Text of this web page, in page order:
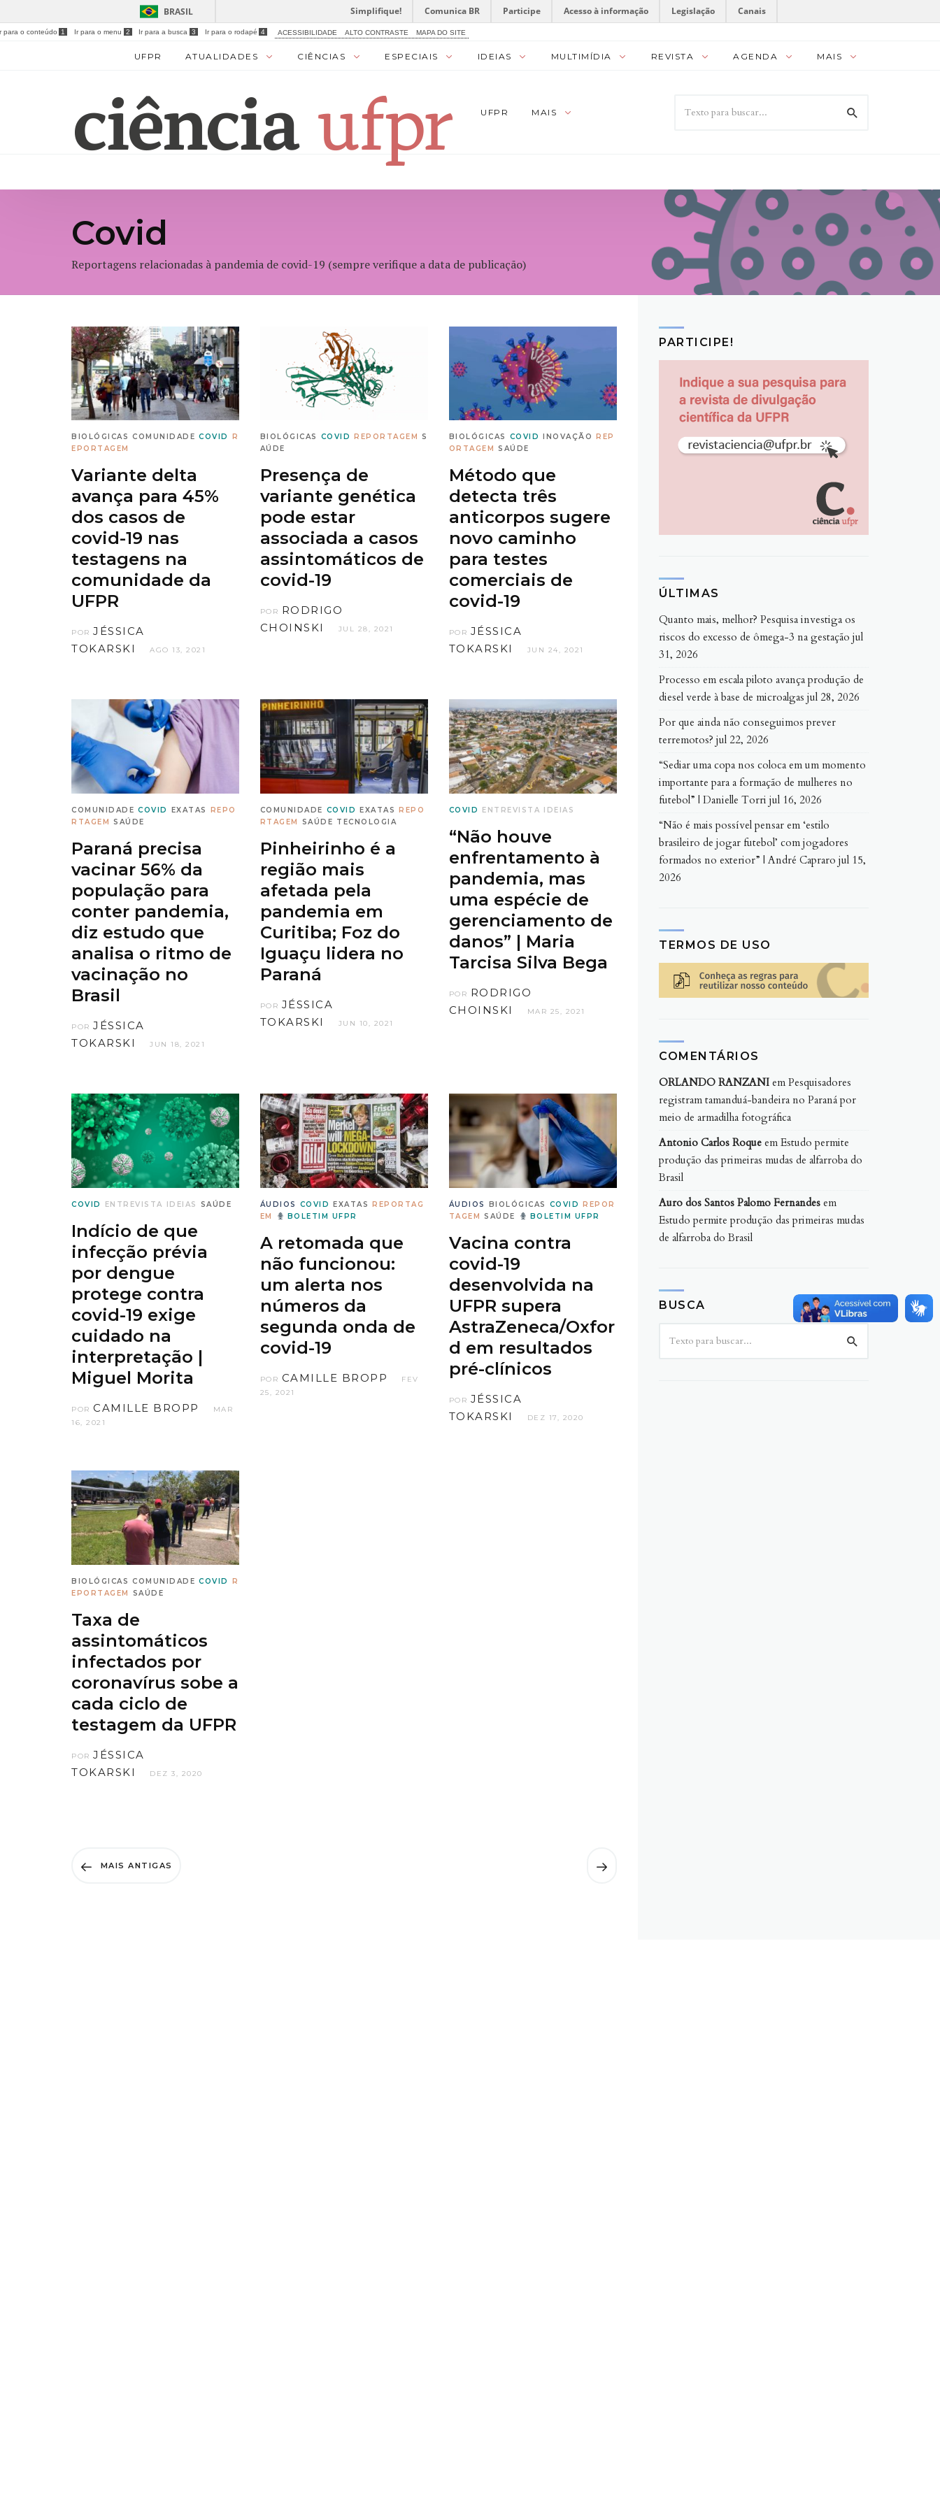
BRASIL Simplifique! Comunica BR Participe Acesso à informação Legislação Canais
para o conteúdo 1 Ir para o menu 2 Ir para a busca 3 Ir para o rodapé 4 ACESSIBILIDADE ALTO CONTRASTE MAPA DO SITE
UFPR ATUALIDADES CIÊNCIAS ESPECIAIS IDEIAS MULTIMÍDIA REVISTA AGENDA MAIS
UFPR MAIS
Covid
Reportagens relacionadas à pandemia de covid-19 (sempre verifique a data de publicação)
BIOLÓGICAS COMUNIDADE COVID
R
EPORTAGEM
Variante delta
avança para 45%
dos casos de
covid-19 nas
testagens na
comunidade da
UFPR
POR JÉSSICA
TOKARSKI
AGO 13, 2021
BIOLÓGICAS COVID REPORTAGEM
S
AÚDE
Presença de
variante genética
pode estar
associada a casos
assintomáticos de
covid-19
POR RODRIGO
CHOINSKI
JUL 28, 2021
BIOLÓGICAS COVID INOVAÇÃO
REP
ORTAGEM
SAÚDE
Método que
detecta três
anticorpos sugere
novo caminho
para testes
comerciais de
covid-19
POR JÉSSICA
TOKARSKI
JUN 24, 2021
COMUNIDADE COVID EXATAS
REPO
RTAGEM
SAÚDE
Paraná precisa
vacinar 56% da
população para
conter pandemia,
diz estudo que
analisa o ritmo de
vacinação no
Brasil
POR JÉSSICA
TOKARSKI
JUN 18, 2021
COMUNIDADE COVID EXATAS
REPO
RTAGEM
SAÚDE TECNOLOGIA
Pinheirinho é a
região mais
afetada pela
pandemia em
Curitiba; Foz do
Iguaçu lidera no
Paraná
POR JÉSSICA
TOKARSKI
JUN 10, 2021
COVID ENTREVISTA IDEIAS
“Não houve
enfrentamento à
pandemia, mas
uma espécie de
gerenciamento de
danos” | Maria
Tarcisa Silva Bega
POR RODRIGO
CHOINSKI
MAR 25, 2021
COVID ENTREVISTA IDEIAS SAÚDE
Indício de que
infecção prévia
por dengue
protege contra
covid-19 exige
cuidado na
interpretação |
Miguel Morita
POR CAMILLE BROPP
MAR
16, 2021
ÁUDIOS COVID EXATAS
REPORTAG
EM
BOLETIM UFPR
A retomada que
não funcionou:
um alerta nos
números da
segunda onda de
covid-19
POR CAMILLE BROPP
FEV
25, 2021
ÁUDIOS BIOLÓGICAS COVID
REPOR
TAGEM
SAÚDE BOLETIM UFPR
Vacina contra
covid-19
desenvolvida na
UFPR supera
AstraZeneca/Oxfor
d em resultados
pré-clínicos
POR JÉSSICA
TOKARSKI
DEZ 17, 2020
BIOLÓGICAS COMUNIDADE COVID
R
EPORTAGEM
SAÚDE
Taxa de
assintomáticos
infectados por
coronavírus sobe a
cada ciclo de
testagem da UFPR
POR JÉSSICA
TOKARSKI
DEZ 3, 2020
MAIS ANTIGAS
PARTICIPE!
ÚLTIMAS
Quanto mais, melhor? Pesquisa investiga os
riscos do excesso de ômega-3 na gestação jul
31, 2026
Processo em escala piloto avança produção de
diesel verde à base de microalgas jul 28, 2026
Por que ainda não conseguimos prever
terremotos? jul 22, 2026
“Sediar uma copa nos coloca em um momento
importante para a formação de mulheres no
futebol” | Danielle Torri jul 16, 2026
“Não é mais possível pensar em ‘estilo
brasileiro de jogar futebol’ com jogadores
formados no exterior” | André Capraro jul 15,
2026
TERMOS DE USO
COMENTÁRIOS
ORLANDO RANZANI em Pesquisadores
registram tamanduá-bandeira no Paraná por
meio de armadilha fotográfica
Antonio Carlos Roque em Estudo permite
produção das primeiras mudas de alfarroba do
Brasil
Auro dos Santos Palomo Fernandes em
Estudo permite produção das primeiras mudas
de alfarroba do Brasil
BUSCA